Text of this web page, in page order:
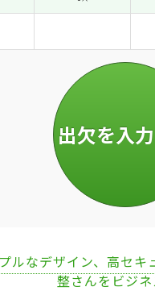
ルなデザイン、高セ
整さんをビジ